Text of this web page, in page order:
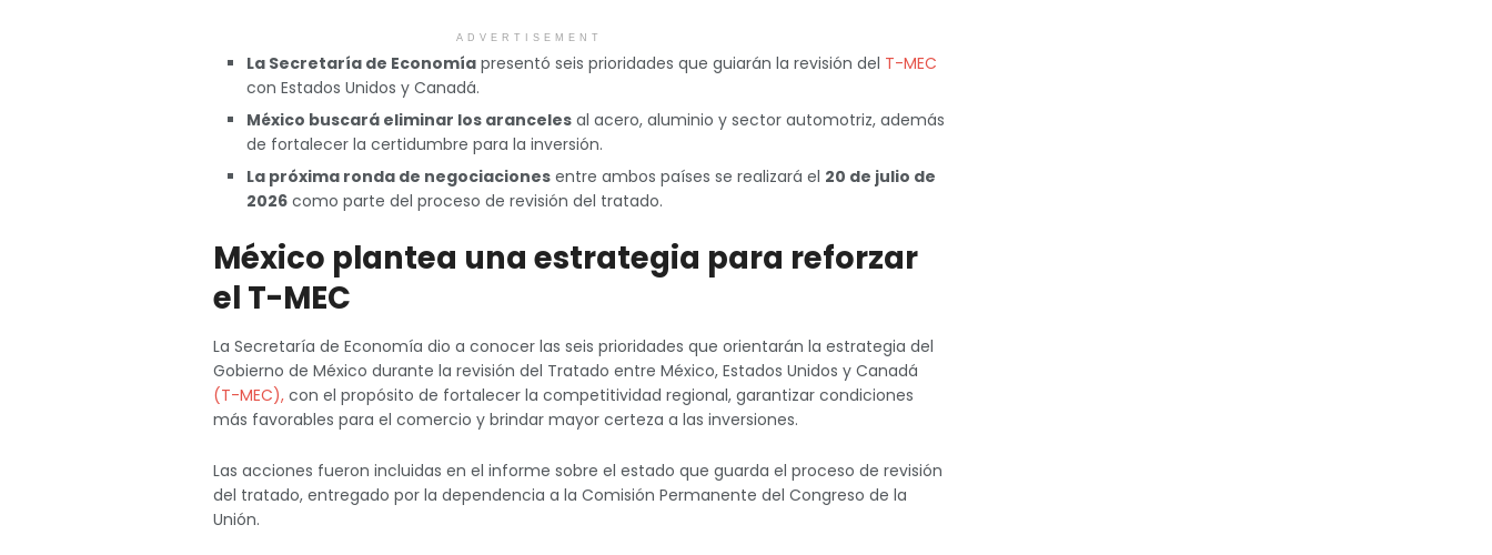
ADVERTISEMENT
La Secretaría de Economía presentó seis prioridades que guiarán la revisión del T-MEC
con Estados Unidos y Canadá.
México buscará eliminar los aranceles al acero, aluminio y sector automotriz, además
de fortalecer la certidumbre para la inversión.
La próxima ronda de negociaciones entre ambos países se realizará el 20 de julio de
2026 como parte del proceso de revisión del tratado.
México plantea una estrategia para reforzar
el T-MEC
La Secretaría de Economía dio a conocer las seis prioridades que orientarán la estrategia del
Gobierno de México durante la revisión del Tratado entre México, Estados Unidos y Canadá
(T-MEC), con el propósito de fortalecer la competitividad regional, garantizar condiciones
más favorables para el comercio y brindar mayor certeza a las inversiones.
Las acciones fueron incluidas en el informe sobre el estado que guarda el proceso de revisión
del tratado, entregado por la dependencia a la Comisión Permanente del Congreso de la
Unión.